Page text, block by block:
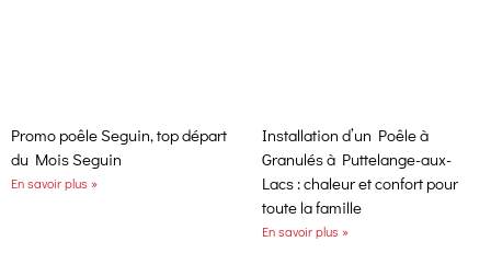
Promo poêle Seguin, top départ
du Mois Seguin
En savoir plus »
Installation d’un Poêle à
Granulés à Puttelange-aux-
Lacs : chaleur et confort pour
toute la famille
En savoir plus »